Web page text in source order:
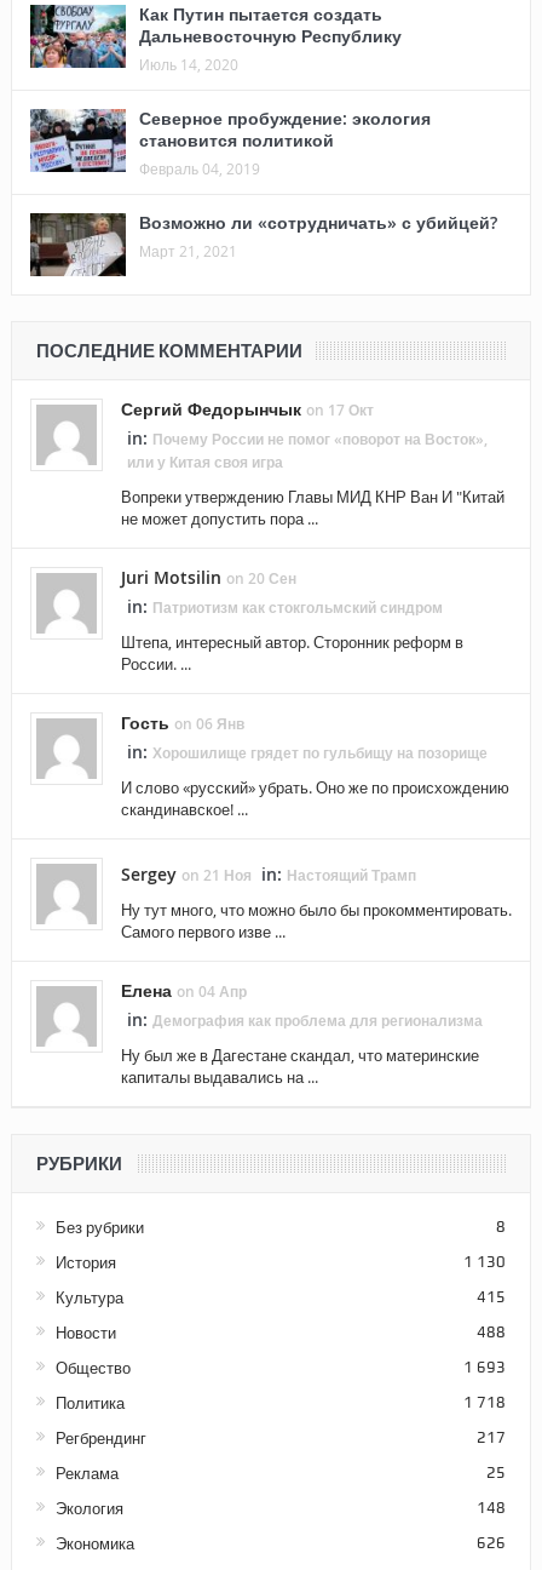
Как Путин пытается создать
Дальневосточную Республику
Июль 14, 2020
Северное пробуждение: экология
становится политикой
Февраль 04, 2019
Возможно ли «сотрудничать» с убийцей?
Март 21, 2021
ПОСЛЕДНИЕ КОММЕНТАРИИ
Сергий Федорынчык on 17 Окт
in: Почему России не помог «поворот на Восток»,
или у Китая своя игра
Вопреки утверждению Главы МИД КНР Ван И "Китай
не может допустить пора ...
Juri Motsilin on 20 Сен
in: Патриотизм как стокгольмский синдром
Штепа, интересный автор. Сторонник реформ в
России. ...
Гость on 06 Янв
in: Хорошилище грядет по гульбищу на позорище
И слово «русский» убрать. Оно же по происхождению
скандинавское! ...
Sergey on 21 Ноя in: Настоящий Трамп
Ну тут много, что можно было бы прокомментировать.
Самого первого изве ...
Елена on 04 Апр
in: Демография как проблема для регионализма
Ну был же в Дагестане скандал, что материнские
капиталы выдавались на ...
РУБРИКИ
Без рубрики 8
История 1 130
Культура 415
Новости 488
Общество 1 693
Политика 1 718
Регбрендинг 217
Реклама 25
Экология 148
Экономика 626